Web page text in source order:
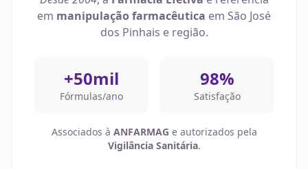
em manipulação farmacêutica em São José
dos Pinhais e região.
+50mil
Fórmulas/ano
98%
Satisfação
Associados à ANFARMAG e autorizados pela
Vigilância Sanitária.